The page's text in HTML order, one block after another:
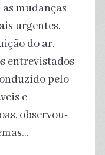
mudanças
urgentes,
do ar,
entrevistados
pelo
e
observou-